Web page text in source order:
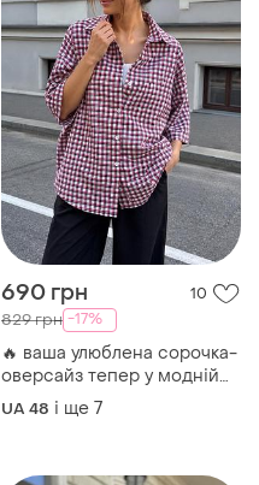
690 грн 10
829 грн -17%
🔥 ваша улюблена сорочка-
оверсайз тепер у модній
клітинці. ✔ котон із
люрексовою ниткою
UA 48 і ще 7